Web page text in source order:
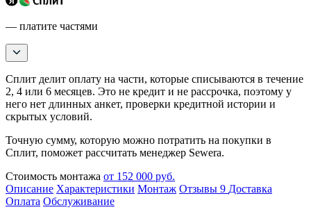
— платите частями
Сплит делит оплату на части, которые списываются в течение
2, 4 или 6 месяцев. Это не кредит и не рассрочка, поэтому у
него нет длинных анкет, проверки кредитной истории и
скрытых условий.
Точную сумму, которую можно потратить на покупки в
Сплит, поможет рассчитать менеджер Sewera.
Стоимость монтажа от 152 000 руб.
Описание Характеристики Монтаж Отзывы 9 Доставка
Оплата Обслуживание